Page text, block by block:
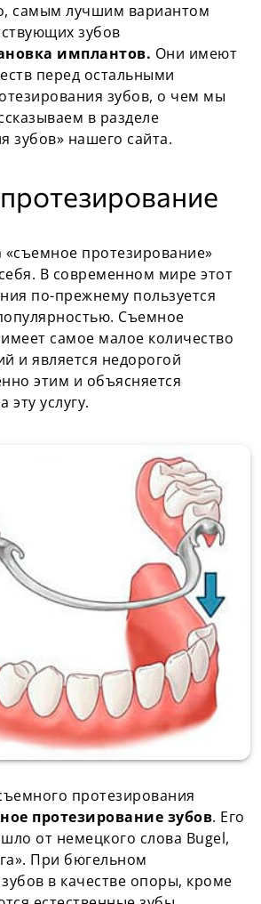
самым лучшим вариантом
зубов
имплантов. Они имеют
перед остальными
зубов, о чем мы
в разделе
зубов» нашего сайта.
протезирование»
В современном мире этот
по-прежнему пользуется
Съемное
самое малое количество
и является недорогой
этим и объясняется
услугу.
протезирования
протезирование зубов. Его
от немецкого слова Bugel,
При бюгельном
в качестве опоры, кроме